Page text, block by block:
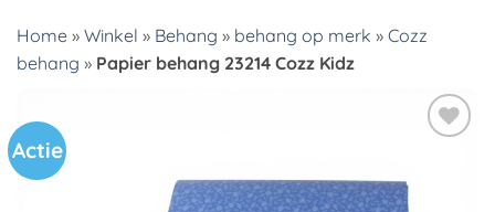
Home » Winkel » Behang » behang op merk » Cozz
behang » Papier behang 23214 Cozz Kidz
Actie
verlanglijst